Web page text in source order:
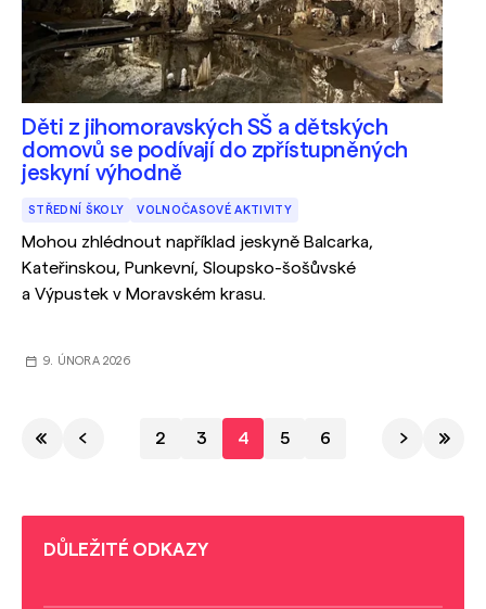
Děti z jihomoravských SŠ a dětských
domovů se podívají do zpřístupněných
jeskyní výhodně
STŘEDNÍ ŠKOLY VOLNOČASOVÉ AKTIVITY
Mohou zhlédnout například jeskyně Balcarka,
Kateřinskou, Punkevní, Sloupsko-šošůvské
a Výpustek v Moravském krasu.
9. ÚNORA 2026
2 3 4 5 6
DŮLEŽITÉ ODKAZY